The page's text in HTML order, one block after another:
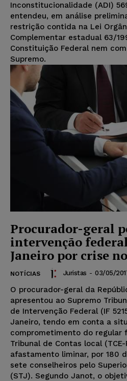
Inconstitucionalidade (ADI)
entendeu, em análise
restrição contida na Lei
Complementar estadual 63/
Constituição Federal nem
Supremo.
Procurador-geral
intervenção
Janeiro por crise
NOTÍCIAS Juristas - 03/05/
O procurador-geral da
apresentou ao Supremo
de Intervenção Federal (IF
Janeiro, tendo em conta a
comprometimento do regular
Tribunal de Contas local
afastamento liminar, por 180
sete conselheiros pelo
(STJ). Segundo Janot, o